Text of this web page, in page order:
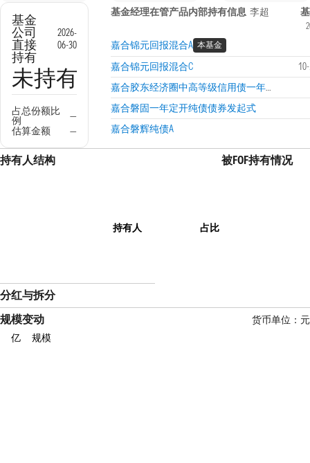
基金
公司
直接
持有
2026-
06-30
未持有
占总份额比
例
—
估算金额
—
基金经理在管产品内部持有信息 李超
嘉合锦元回报混合A 本基金
嘉合锦元回报混合C
嘉合胶东经济圈中高等级信用债一年定开发起式
嘉合磐固一年定开纯债债券发起式
嘉合磐辉纯债A
持有人结构
持有人 占比
被FOF持有情况
分红与拆分
规模变动
货币单位：元
亿
规模